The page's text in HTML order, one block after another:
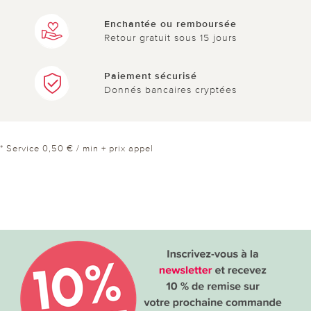
Enchantée ou remboursée
Retour gratuit sous 15 jours
Paiement sécurisé
Donnés bancaires cryptées
* Service 0,50 € / min + prix appel